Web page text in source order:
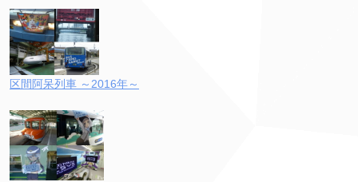
区間阿呆列車 ～2016年～